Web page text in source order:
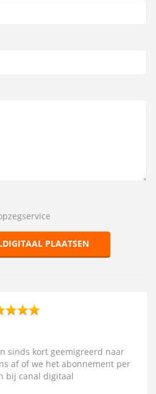
PLAATSEN
sinds kort geemigreerd naar
af of we het abonnement per
bij canal digitaal